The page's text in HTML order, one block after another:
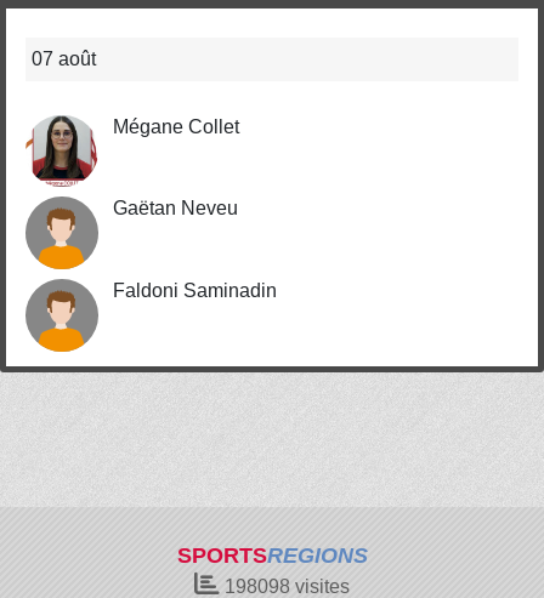
07 août
Mégane Collet
Gaëtan Neveu
Faldoni Saminadin
SPORTSREGIONS
198098 visites